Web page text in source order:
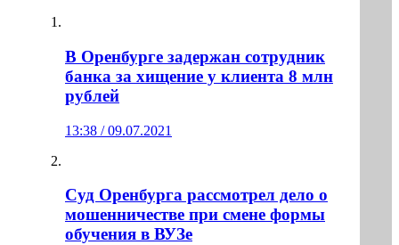
В Оренбурге задержан сотрудник
банка за хищение у клиента 8 млн
рублей
13:38 / 09.07.2021
Суд Оренбурга рассмотрел дело о
мошенничестве при смене формы
обучения в ВУЗе